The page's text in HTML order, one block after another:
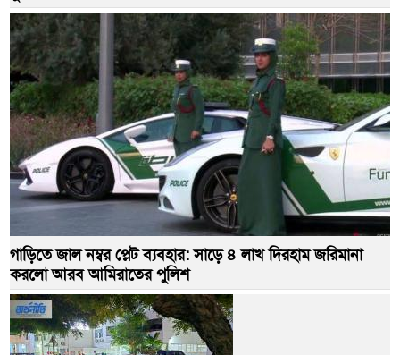
গাড়িতে জাল নম্বর প্লেট ব্যবহার: সাড়ে ৪ লাখ দিরহাম জরিমানা
করলো আরব আমিরাতের পুলিশ